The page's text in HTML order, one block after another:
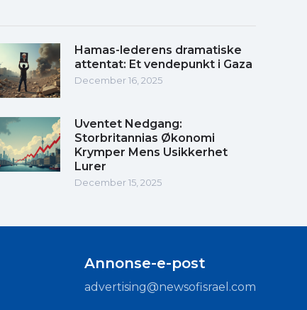
Hamas-lederens dramatiske
attentat: Et vendepunkt i Gaza
December 16, 2025
Uventet Nedgang:
Storbritannias Økonomi
Krymper Mens Usikkerhet
Lurer
December 15, 2025
Annonse-e-post
advertising@newsofisrael.com